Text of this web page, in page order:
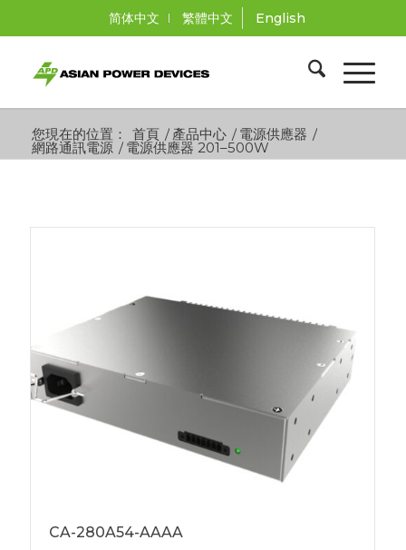
简体中文 繁體中文 English
您現在的位置： 首頁 / 產品中心 / 電源供應器 /
網路通訊電源 / 電源供應器 201–500W
CA-280A54-AAAA